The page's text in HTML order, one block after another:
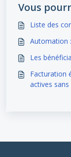
Vous
Liste des
Automation
Les
Facturation
actives sans